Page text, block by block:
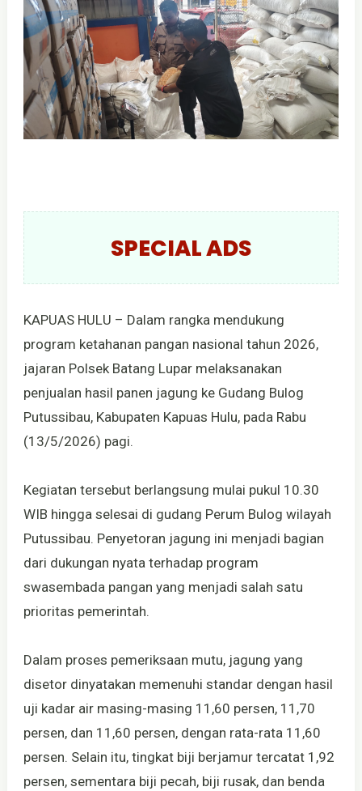
SPECIAL ADS
KAPUAS HULU – Dalam rangka mendukung
program ketahanan pangan nasional tahun 2026,
jajaran Polsek Batang Lupar melaksanakan
penjualan hasil panen jagung ke Gudang Bulog
Putussibau, Kabupaten Kapuas Hulu, pada Rabu
(13/5/2026) pagi.
Kegiatan tersebut berlangsung mulai pukul 10.30
WIB hingga selesai di gudang Perum Bulog wilayah
Putussibau. Penyetoran jagung ini menjadi bagian
dari dukungan nyata terhadap program
swasembada pangan yang menjadi salah satu
prioritas pemerintah.
Dalam proses pemeriksaan mutu, jagung yang
disetor dinyatakan memenuhi standar dengan hasil
uji kadar air masing-masing 11,60 persen, 11,70
persen, dan 11,60 persen, dengan rata-rata 11,60
persen. Selain itu, tingkat biji berjamur tercatat 1,92
persen, sementara biji pecah, biji rusak, dan benda